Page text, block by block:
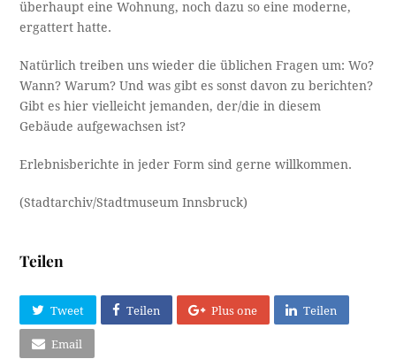
überhaupt eine Wohnung, noch dazu so eine moderne,
ergattert hatte.
Natürlich treiben uns wieder die üblichen Fragen um: Wo?
Wann? Warum? Und was gibt es sonst davon zu berichten?
Gibt es hier vielleicht jemanden, der/die in diesem
Gebäude aufgewachsen ist?
Erlebnisberichte in jeder Form sind gerne willkommen.
(Stadtarchiv/Stadtmuseum Innsbruck)
Teilen
Tweet Teilen Plus one Teilen
Email